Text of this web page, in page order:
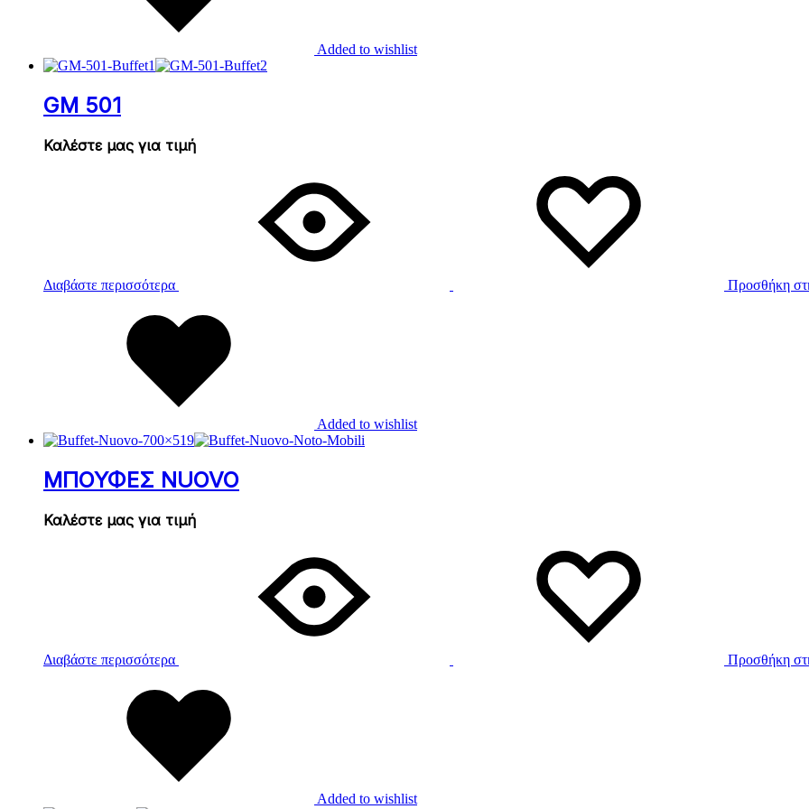
Added to wishlist
GM 501
Καλέστε μας για τιμή
Διαβάστε περισσότερα Προσθήκη
Added to wishlist
ΜΠΟΥΦΕΣ NUOVO
Καλέστε μας για τιμή
Διαβάστε περισσότερα Προσθήκη
Added to wishlist